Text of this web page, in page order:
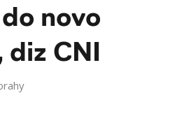
novo
diz CNI